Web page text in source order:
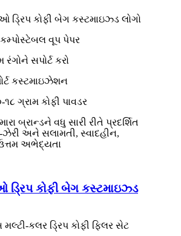
વૂપ પેપર
સપોર્ટ કરો
કસ્ટમાઇઝેશન
૧૮ ગ્રામ કોફી પાવડર
બ્રાન્ડને વધુ સારી રીતે પ્રદર્શિત
ઝેરી અને સલામતી, સ્વાદહીન,
અભેદ્યતા
કોફી બેગ કસ્ટમાઇઝ્ડ